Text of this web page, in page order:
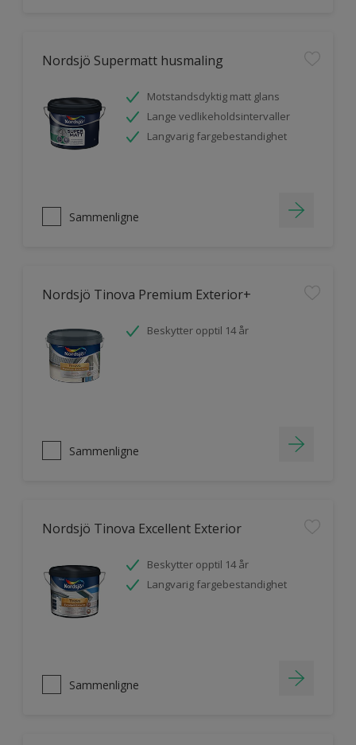
Nordsjö Supermatt husmaling
Motstandsdyktig matt glans
Lange vedlikeholdsintervaller
Langvarig fargebestandighet
Sammenligne
Nordsjö Tinova Premium Exterior+
Beskytter opptil 14 år
Sammenligne
Nordsjö Tinova Excellent Exterior
Beskytter opptil 14 år
Langvarig fargebestandighet
Sammenligne